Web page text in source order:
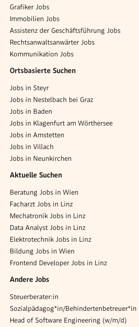
Grafiker Jobs
Immobilien Jobs
Assistenz der Geschäftsführung Jobs
Rechtsanwaltsanwärter Jobs
Kommunikation Jobs
Ortsbasierte Suchen
Jobs in Steyr
Jobs in Nestelbach bei Graz
Jobs in Baden
Jobs in Klagenfurt am Wörthersee
Jobs in Amstetten
Jobs in Villach
Jobs in Neunkirchen
Aktuelle Suchen
Beratung Jobs in Wien
Facharzt Jobs in Linz
Mechatronik Jobs in Linz
Data Analyst Jobs in Linz
Elektrotechnik Jobs in Linz
Bildung Jobs in Wien
Frontend Developer Jobs in Linz
Andere Jobs
Steuerberater:in
Head of Software Engineering (w/m/d)